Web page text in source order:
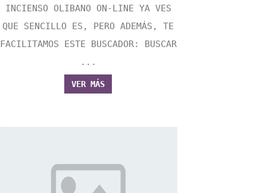
INCIENSO OLIBANO ON-LINE YA VES
QUE SENCILLO ES, PERO ADEMÁS, TE
FACILITAMOS ESTE BUSCADOR: BUSCAR
...
VER MÁS